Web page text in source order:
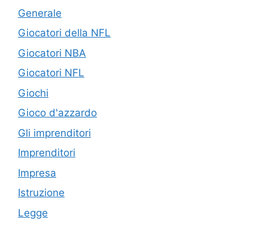
Generale
Giocatori della NFL
Giocatori NBA
Giocatori NFL
Giochi
Gioco d'azzardo
Gli imprenditori
Imprenditori
Impresa
Istruzione
Legge